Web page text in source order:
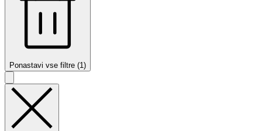
Ponastavi vse filtre (1)